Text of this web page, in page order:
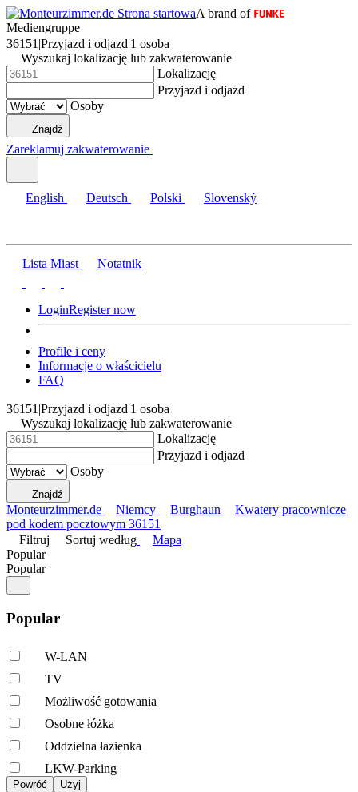
A brand of
Mediengruppe
36151 |Przyjazd i odjazd|1 osoba
Wyszukaj lokalizację lub zakwaterowanie
Lokalizację
Przyjazd i odjazd
Osoby
Znajdź
Zareklamuj zakwaterowanie
English Deutsch Polski Slovenský
Lista Miast Notatnik
LoginRegister now
Profile i ceny
Informacje o właścicielu
FAQ
36151 |Przyjazd i odjazd|1 osoba
Wyszukaj lokalizację lub zakwaterowanie
Lokalizację
Przyjazd i odjazd
Osoby
Znajdź
Monteurzimmer.de Niemcy Burghaun
Kwatery pracownicze
pod kodem pocztowym 36151
Filtruj
Sortuj według
Mapa
Popular
Popular
Popular
W-LAN
TV
Możliwość gotowania
Osobne łóżka
Oddzielna łazienka
LKW-Parking